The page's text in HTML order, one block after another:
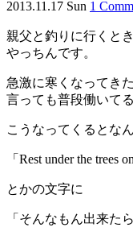
2013.11.17 Sun 1
親父と釣りに行くと
やっちんです。
急激に寒くなってき
言っても普段働いて
こうなってくるとな
「Rest under the trees
とかの文字に
「そんなもん出来た